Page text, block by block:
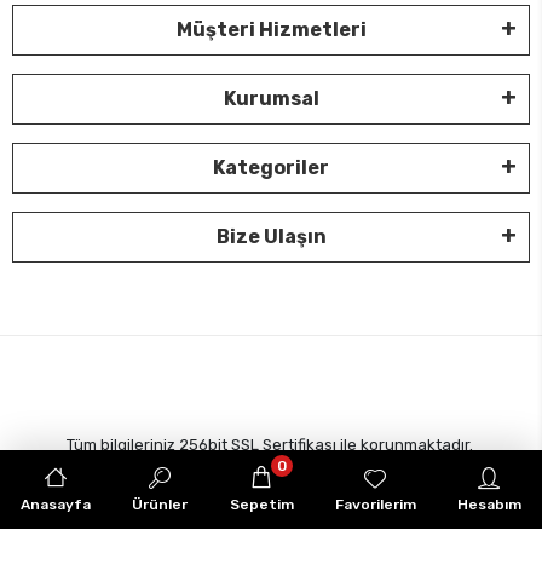
Müşteri Hizmetleri
Kurumsal
Kategoriler
Bize Ulaşın
Tüm bilgileriniz 256bit SSL Sertifikası ile korunmaktadır.
© 2022
Tüm Hakları Saklıdır
Anasayfa Ürünler Sepetim
0
Favorilerim Hesabım